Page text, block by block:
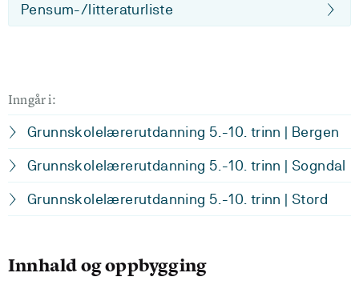
Pensum-/litteraturliste
Inngår i:
Grunnskolelærerutdanning 5.-10. trinn | Bergen
Grunnskolelærerutdanning 5.-10. trinn | Sogndal
Grunnskolelærerutdanning 5.-10. trinn | Stord
Innhald og oppbygging